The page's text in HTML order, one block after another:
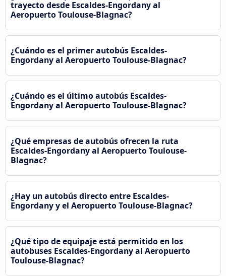
trayecto desde Escaldes-Engordany al
Aeropuerto Toulouse-Blagnac?
¿Cuándo es el primer autobús Escaldes-
Engordany al Aeropuerto Toulouse-Blagnac?
¿Cuándo es el último autobús Escaldes-
Engordany al Aeropuerto Toulouse-Blagnac?
¿Qué empresas de autobús ofrecen la ruta
Escaldes-Engordany al Aeropuerto Toulouse-
Blagnac?
¿Hay un autobús directo entre Escaldes-
Engordany y el Aeropuerto Toulouse-Blagnac?
¿Qué tipo de equipaje está permitido en los
autobuses Escaldes-Engordany al Aeropuerto
Toulouse-Blagnac?